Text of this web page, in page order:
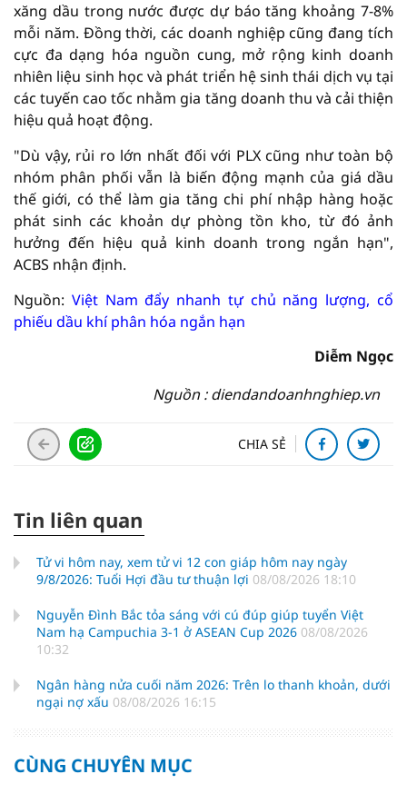
xăng dầu trong nước được dự báo tăng khoảng 7-8%
mỗi năm. Đồng thời, các doanh nghiệp cũng đang tích
cực đa dạng hóa nguồn cung, mở rộng kinh doanh
nhiên liệu sinh học và phát triển hệ sinh thái dịch vụ tại
các tuyến cao tốc nhằm gia tăng doanh thu và cải thiện
hiệu quả hoạt động.
"Dù vậy, rủi ro lớn nhất đối với PLX cũng như toàn bộ
nhóm phân phối vẫn là biến động mạnh của giá dầu
thế giới, có thể làm gia tăng chi phí nhập hàng hoặc
phát sinh các khoản dự phòng tồn kho, từ đó ảnh
hưởng đến hiệu quả kinh doanh trong ngắn hạn",
ACBS nhận định.
Nguồn: Việt Nam đẩy nhanh tự chủ năng lượng, cổ
phiếu dầu khí phân hóa ngắn hạn
Diễm Ngọc
Nguồn : diendandoanhnghiep.vn
CHIA SẺ
Tin liên quan
Tử vi hôm nay, xem tử vi 12 con giáp hôm nay ngày
9/8/2026: Tuổi Hợi đầu tư thuận lợi 08/08/2026 18:10
Nguyễn Đình Bắc tỏa sáng với cú đúp giúp tuyển Việt
Nam hạ Campuchia 3-1 ở ASEAN Cup 2026 08/08/2026
10:32
Ngân hàng nửa cuối năm 2026: Trên lo thanh khoản, dưới
ngại nợ xấu 08/08/2026 16:15
CÙNG CHUYÊN MỤC